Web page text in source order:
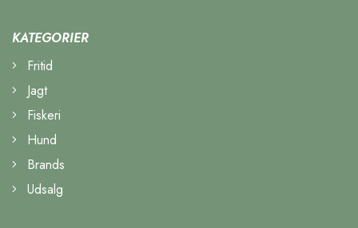
KATEGORIER
Fritid
Jagt
Fiskeri
Hund
Brands
Udsalg